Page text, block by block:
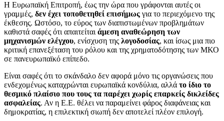
Η Ευρωπαϊκή Επιτροπή, έως την ώρα που γράφονται αυτές οι
γραμμές, δεν έχει τοποθετηθεί επισήμως για το περιεχόμενο της
έκθεσης. Ωστόσο, το εύρος των διαπιστωμένων προβλημάτων
καθιστά σαφές ότι απαιτείται άμεση αναθεώρηση των
μηχανισμών ελέγχου, ενίσχυση της λογοδοσίας, και ίσως μια πιο
κριτική επανεξέταση του ρόλου και της χρηματοδότησης των ΜΚΟ
σε πανευρωπαϊκό επίπεδο.
Είναι σαφές ότι το σκάνδαλο δεν αφορά μόνο τις οργανώσεις που
ενδεχομένως καταχρώνται ευρωπαϊκά κονδύλια, αλλά το ίδιο το
θεσμικό πλαίσιο που τους τα παρέχει χωρίς επαρκείς δικλείδες
ασφαλείας. Αν η Ε.Ε. θέλει να παραμείνει φάρος διαφάνειας και
δημοκρατίας, η επιλεκτική σιωπή δεν αποτελεί πλέον επιλογή.